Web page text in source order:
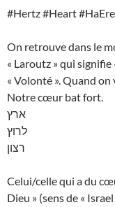
#Hertz #Heart
On retrouve dans le
« Laroutz » qui signifie
« Volonté ». Quand
Notre cœur bat fort.
ארץ
לרוץ
רצון
Celui/celle qui a du
Dieu » (sens de «